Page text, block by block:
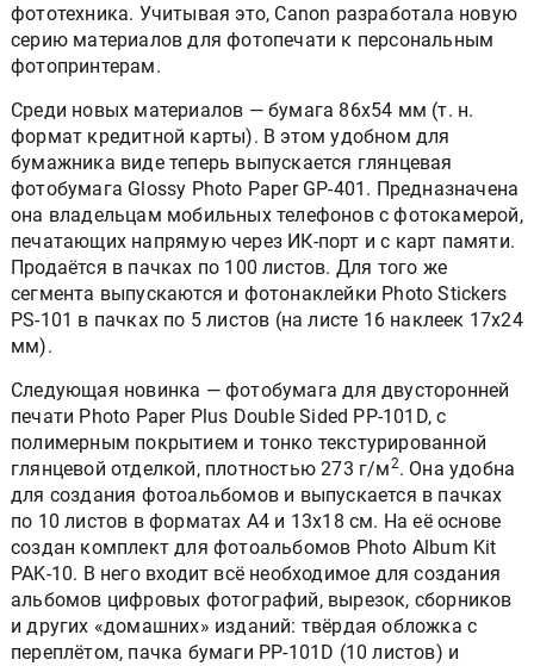
фототехника. Учитывая это, Canon разработала новую
серию материалов для фотопечати к персональным
фотопринтерам.
Среди новых материалов — бумага 86x54 мм (т. н.
формат кредитной карты). В этом удобном для
бумажника виде теперь выпускается глянцевая
фотобумага Glossy Photo Paper GP-401. Предназначена
она владельцам мобильных телефонов с фотокамерой,
печатающих напрямую через ИК-порт и с карт памяти.
Продаётся в пачках по 100 листов. Для того же
сегмента выпускаются и фотонаклейки Photo Stickers
PS-101 в пачках по 5 листов (на листе 16 наклеек 17x24
мм).
Следующая новинка — фотобумага для двусторонней
печати Photo Paper Plus Double Sided PP-101D, с
полимерным покрытием и тонко текстурированной
глянцевой отделкой, плотностью 273 г/м2. Она удобна
для создания фотоальбомов и выпускается в пачках
по 10 листов в форматах A4 и 13x18 см. На её основе
создан комплект для фотоальбомов Photo Album Kit
PAK-10. В него входит всё необходимое для создания
альбомов цифровых фотографий, вырезок, сборников
и других «домашних» изданий: твёрдая обложка с
переплётом, пачка бумаги PP-101D (10 листов) и